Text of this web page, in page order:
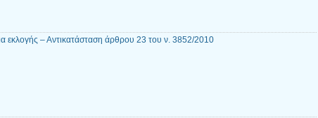
– Αντικατάσταση άρθρου 23 του ν. 3852/2010